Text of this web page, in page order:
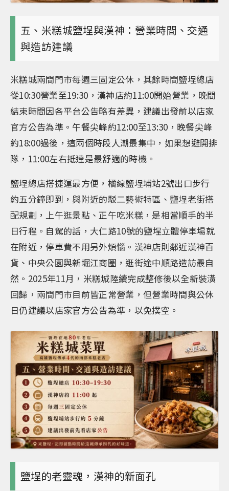
五、米糕城鹽埕與漢神：營業時間、交通
與造訪建議
米糕城兩間門市每週三固定公休，其餘時間鹽埕總店
從10:30營業至19:30，漢神店約11:00開始營業，晚間
結束時間因各平台公告略有差異，建議出發前以店家
官方公告為準。午餐尖峰約12:00至13:30，晚餐尖峰
約18:00過後，這兩個時段人潮最集中，如果想避開排
隊，11:00左右抵達是最舒適的時機。
鹽埕總店搭捷運最方便，橘線鹽埕埔站2號出口步行
約五分鐘即到，與附近的駁二藝術特區、鹽埕老街搭
配規劃，上午逛景點、正午吃米糕，是相當順手的半
日行程。自駕的話，大仁路10號的鹽埕立體停車場就
在附近，停車費不用另外煩惱。漢神店則鄰近漢神百
貨、中央公園與新堀江商圈，逛街途中順路造訪最自
然。2025年11月，米糕城陸續完成整修後以全新裝潢
回歸，兩間門市目前皆正常營業，但營業時間與公休
日仍建議以店家官方公告為準，以免撲空。
鹽埕的老靈魂，漢神的新面孔